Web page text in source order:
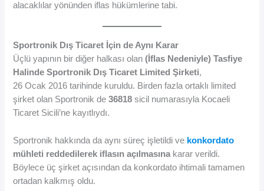
alacaklılar yönünden iflas hükümlerine tabi.
Sportronik Dış Ticaret İçin de Aynı Karar
Üçlü yapının bir diğer halkası olan(İflas Nedeniyle) Tasfiye
Halinde Sportronik Dış Ticaret Limited Şirketi,
26 Ocak 2016 tarihinde kuruldu. Birden fazla ortaklı limited
şirket olan Sportronik de36818 sicil numarasıyla Kocaeli
Ticaret Sicili’ne kayıtlıydı.
Sportronik hakkında da aynı süreç işletildi ve konkordato
mühleti reddedilerek iflasın açılmasına karar verildi.
Böylece üç şirket açısından da konkordato ihtimali tamamen
ortadan kalkmış oldu.